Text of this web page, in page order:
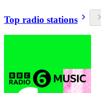
Top radio stations